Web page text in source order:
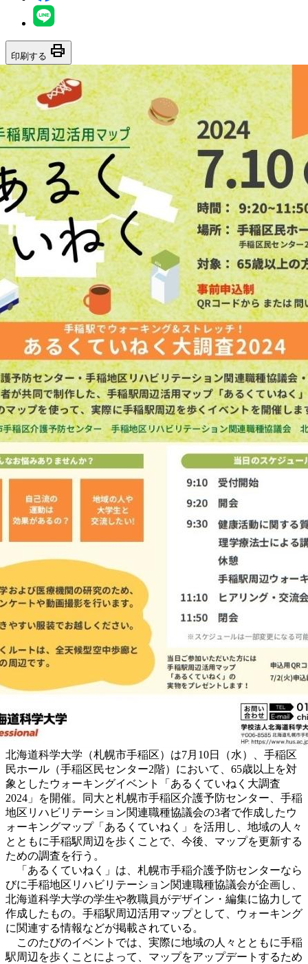
印刷する print
北海道科学大学（札幌市手稲区）は7月10日（水）、手稲区
民ホール（手稲区民センター2階）において、65歳以上を対
象としたウォーキングイベント「あるくていねく大調査
2024」を開催。同大と札幌市手稲区介護予防センター、手稲
地区リハビリテーション関連職種協議会の3者で作成したウ
ォーキングマップ「あるくていねく」を活用し、地域の人々
とともに手稲駅周辺を歩くことで、今後、マップを更新する
ための調査を行う。
「あるくていねく」は、札幌市手稲介護予防センターなら
びに手稲地区リハビリテーション関連職種協議会が企画し、
北海道科学大学の学生や教職員がデザイン・編集に協力して
作成したもの。手稲駅周辺活用マップとして、ウォーキング
に関連する情報などが掲載されている。
このたびのイベントでは、実際に地域の人々とともに手稲
駅周辺を歩くことによって、 マップをアップデートするため